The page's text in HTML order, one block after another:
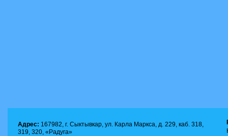
Адрес: 167982, г. Сыктывкар, ул. Карла Маркса, д. 229, каб. 318,
319, 320, «Радуга»